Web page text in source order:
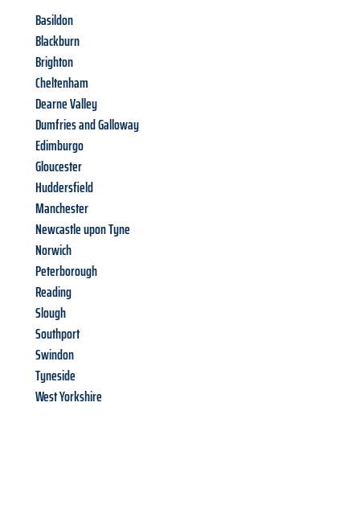
Basildon
Blackburn
Brighton
Cheltenham
Dearne Valley
Dumfries and Galloway
Edimburgo
Gloucester
Huddersfield
Manchester
Newcastle upon Tyne
Norwich
Peterborough
Reading
Slough
Southport
Swindon
Tyneside
West Yorkshire